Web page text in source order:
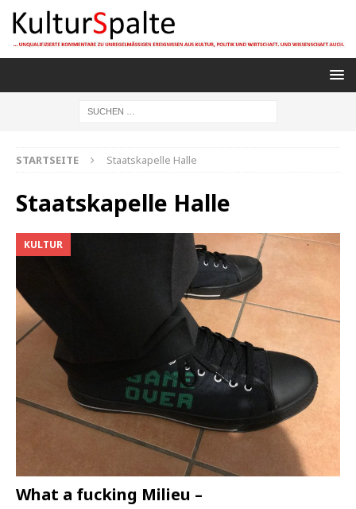
STARTSEITE Staatskapelle Halle
Staatskapelle Halle
KULTUR
What a fucking Milieu –